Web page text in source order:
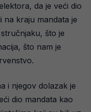
da je veći dio
na kraju mandata je
što je
što nam je
i njegov dolazak je
dio mandata kao